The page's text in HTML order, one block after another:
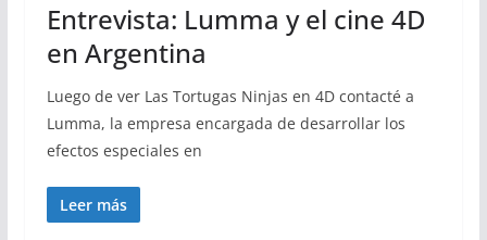
Entrevista: Lumma y el cine 4D
en Argentina
Luego de ver Las Tortugas Ninjas en 4D contacté a
Lumma, la empresa encargada de desarrollar los
efectos especiales en
Leer más